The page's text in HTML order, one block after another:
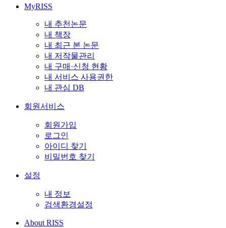
MyRISS
내 추천논문
내 책장
내 최근 본 논문
내 저작물관리
내 구매·신청 현황
내 서비스 사용권한
내 관심 DB
회원서비스
회원가입
로그인
아이디 찾기
비밀번호 찾기
설정
내 정보
검색환경설정
About RISS